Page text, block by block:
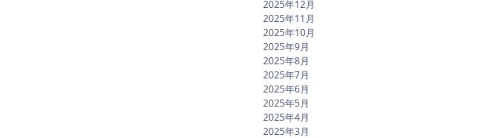
2025年12月
2025年11月
2025年10月
2025年9月
2025年8月
2025年7月
2025年6月
2025年5月
2025年4月
2025年3月